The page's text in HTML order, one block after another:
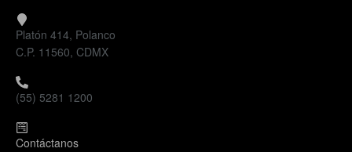
Platón 414, Polanco
C.P. 11560, CDMX
(55) 5281 1200
Contáctanos